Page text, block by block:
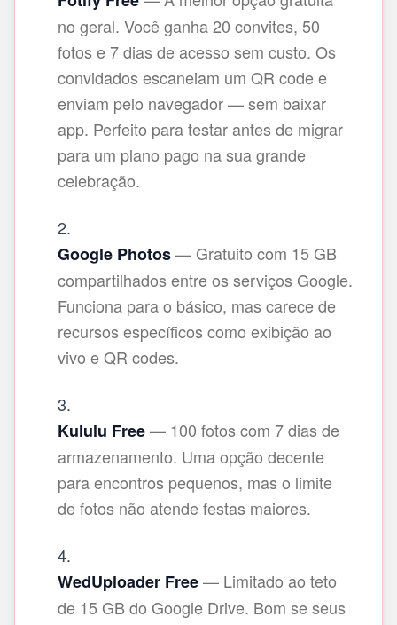
no geral. Você ganha 20 convites, 50
fotos e 7 dias de acesso sem custo. Os
convidados escaneiam um QR code e
enviam pelo navegador — sem baixar
app. Perfeito para testar antes de migrar
para um plano pago na sua grande
celebração.
Google Photos— Gratuito com 15 GB
compartilhados entre os serviços Google.
Funciona para o básico, mas carece de
recursos específicos como exibição ao
vivo e QR codes.
Kululu Free— 100 fotos com 7 dias de
armazenamento. Uma opção decente
para encontros pequenos, mas o limite
de fotos não atende festas maiores.
WedUploader Free— Limitado ao teto
de 15 GB do Google Drive. Bom se seus